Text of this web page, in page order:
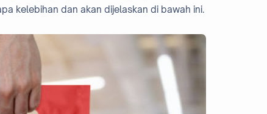
kelebihan dan akan dijelaskan di bawah ini.